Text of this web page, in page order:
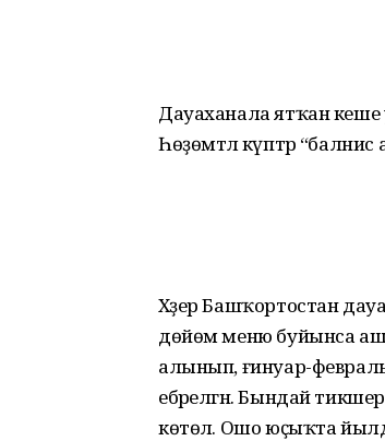
Дауаханала ятҡан
Һөҙөмтәлә күптәр
Хәҙер Башҡортостан
дөйөм меню буйынса
алынып, ғинуар-февраль
ебәрелгән. Бындай
көтөлә. Ошо юҫыҡта